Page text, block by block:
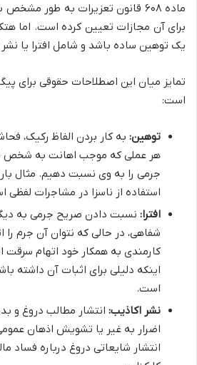
ماده ۶۰۸ قانون تعزیرات به طور
برای آن مجازات تعیین کرده است. اما
یک توهین ساده باشد و شامل افترا یا نشر
تمایز میان این اصطلاحات حقوقی برای
است:
توهین: به کار بردن الفاظ رکیک،
هر عملی که موجب اهانت به شخص
جرمی را به وی نسبت دهیم. مثال
استفاده از ناسزا در مشاجرات لفظی
افترا: نسبت دادن صریح جرمی به
شفاهی، در حالی که نتوان آن جرم را
کارمندی به همکار خود اتهام سرقت
اینکه دلیلی برای اثبات آن داشته
است.
نشر اکاذیب: انتشار مطالب دروغ و
اضرار به غیر یا تشویش اذهان
انتشار شایعاتی دروغ درباره فساد